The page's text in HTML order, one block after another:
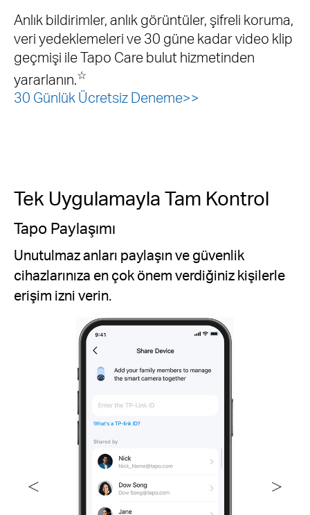
Anlık bildirimler, anlık görüntüler, şifreli koruma,
veri yedeklemeleri ve 30 güne kadar video klip
geçmişi ile Tapo Care bulut hizmetinden
yararlanın.☆
30 Günlük Ücretsiz Deneme>>
Tek Uygulamayla Tam Kontrol
Özelleştirilebilir Aktivite Alanı
Aktivite alanları oluşturarak istenmeyen
kayıtları ve bildirimleri azaltın. Kamera
yalnızca araç, evcil hayvan ve/veya insan
algıladığında tetiklenecek alanlar belirleyin.